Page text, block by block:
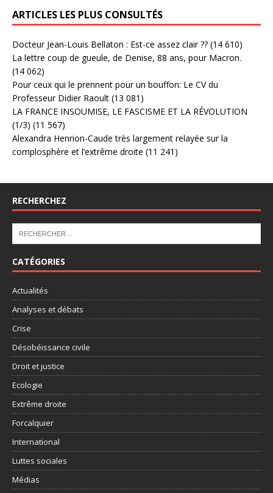
ARTICLES LES PLUS CONSULTÉS
Docteur Jean-Louis Bellaton : Est-ce assez clair ?? (14 610)
La lettre coup de gueule, de Denise, 88 ans, pour Macron.
(14 062)
Pour ceux qui le prennent pour un bouffon: Le CV du
Professeur Didier Raoult (13 081)
LA FRANCE INSOUMISE, LE FASCISME ET LA RÉVOLUTION
(1/3) (11 567)
Alexandra Henrion-Caude très largement relayée sur la
complosphère et l’extrême droite (11 241)
RECHERCHEZ
CATÉGORIES
Actualités
Analyses et débats
Crise
Désobéissance civile
Droit et justice
Ecologie
Extrême droite
Forcalquier
International
Luttes sociales
Médias